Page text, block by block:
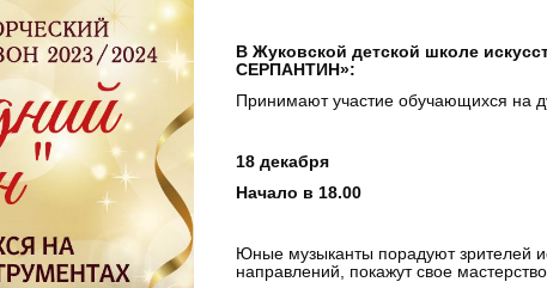
В Жуковской детской школе
СЕРПАНТИН»:
Принимают участие обучающихся на
18 декабря
Начало в 18.00
Юные музыканты порадуют зрителей
направлений, покажут свое